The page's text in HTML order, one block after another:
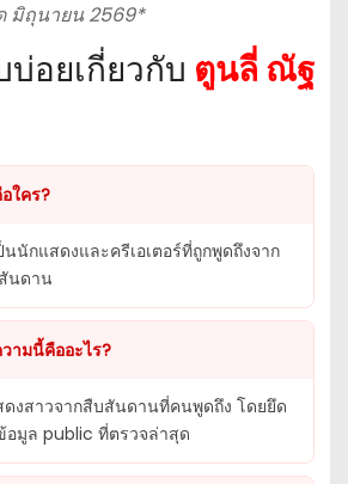
มิถุนายน 2569*
อยเกี่ยวกับ ตูนลี่ ณัฐ
ใคร?
นักแสดงและครีเอเตอร์ที่ถูกพูดถึงจาก
นดาน
ามนี้คืออะไร?
งสาวจากสืบสันดานที่คนพูดถึง โดยยึด
อมูล public ที่ตรวจล่าสุด